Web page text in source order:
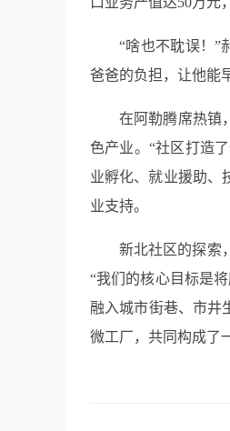
“啥也不耽误！”
爸爸的负担，让他能
在阿勒腾席热镇
色产业。“社区打造
业孵化、就业援助、
业支持。
新北社区的探索
“我们的核心目标是
融入城市街巷、市井
微工厂，共同构成了